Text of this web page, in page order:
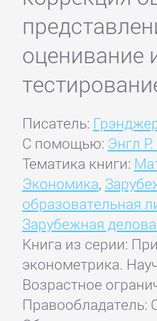
оценивание
Писатель:
С помощью: Энгл
Тематика книги:
Экономика,
образовательная
Зарубежная
Книга из серии:
эконометрика.
Возрастное
Правообладатель: